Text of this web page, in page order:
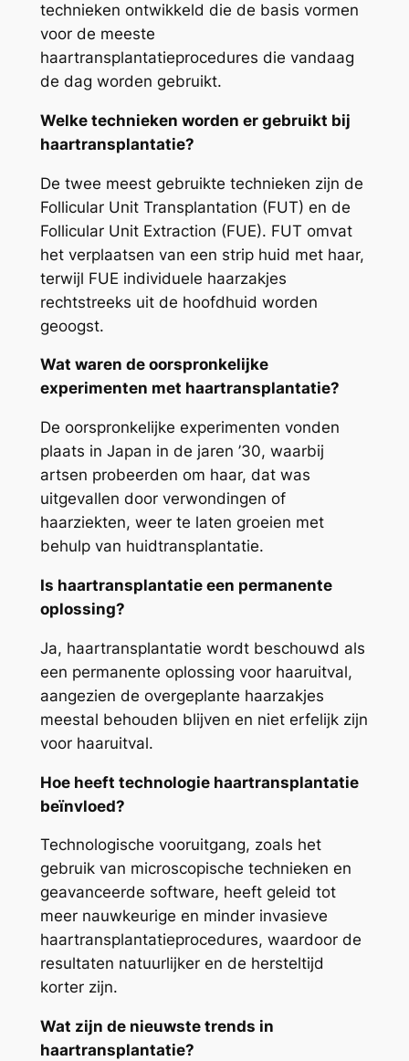
technieken ontwikkeld die de basis vormen
voor de meeste
haartransplantatieprocedures die vandaag
de dag worden gebruikt.
Welke technieken worden er gebruikt bij
haartransplantatie?
De twee meest gebruikte technieken zijn de
Follicular Unit Transplantation (FUT) en de
Follicular Unit Extraction (FUE). FUT omvat
het verplaatsen van een strip huid met haar,
terwijl FUE individuele haarzakjes
rechtstreeks uit de hoofdhuid worden
geoogst.
Wat waren de oorspronkelijke
experimenten met haartransplantatie?
De oorspronkelijke experimenten vonden
plaats in Japan in de jaren ’30, waarbij
artsen probeerden om haar, dat was
uitgevallen door verwondingen of
haarziekten, weer te laten groeien met
behulp van huidtransplantatie.
Is haartransplantatie een permanente
oplossing?
Ja, haartransplantatie wordt beschouwd als
een permanente oplossing voor haaruitval,
aangezien de overgeplante haarzakjes
meestal behouden blijven en niet erfelijk zijn
voor haaruitval.
Hoe heeft technologie haartransplantatie
beïnvloed?
Technologische vooruitgang, zoals het
gebruik van microscopische technieken en
geavanceerde software, heeft geleid tot
meer nauwkeurige en minder invasieve
haartransplantatieprocedures, waardoor de
resultaten natuurlijker en de hersteltijd
korter zijn.
Wat zijn de nieuwste trends in
haartransplantatie?